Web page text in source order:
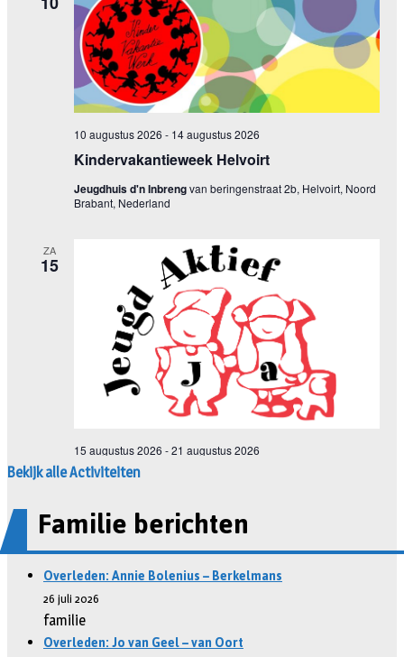
Bekijk alle Activiteiten
Familie berichten
Overleden: Annie Bolenius – Berkelmans
26 juli 2026
familie
Overleden: Jo van Geel – van Oort